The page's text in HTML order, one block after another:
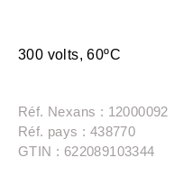
300 volts, 60ºC
Réf. Nexans : 12000092
Réf. pays : 438770
GTIN : 622089103344